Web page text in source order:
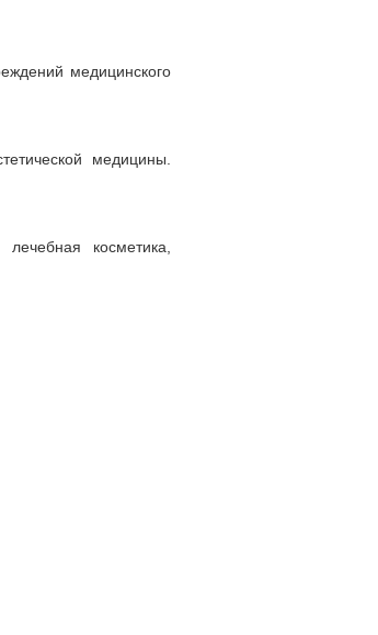
медицинского
медицины.
косметика,